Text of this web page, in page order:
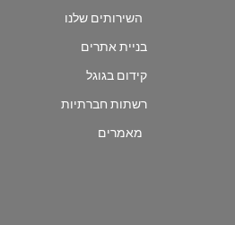
השירותים שלנו
בניית אתרים
קידום בגוגל
רשתות חברתיות
מאמרים